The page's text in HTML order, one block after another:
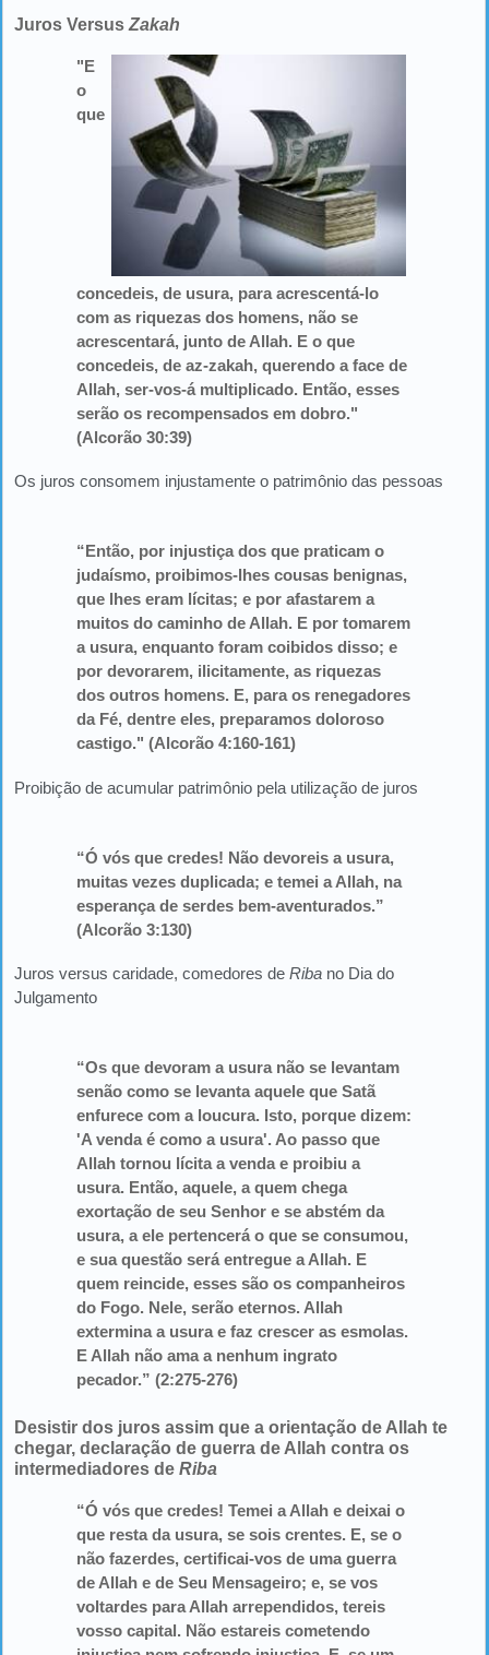
Juros Versus Zakah
"E
o
que
concedeis, de usura, para acrescentá-lo
com as riquezas dos homens, não se
acrescentará, junto de Allah. E o que
concedeis, de az-zakah, querendo a face de
Allah, ser-vos-á multiplicado. Então, esses
serão os recompensados em dobro."
(Alcorão 30:39)
Os juros consomem injustamente o patrimônio das pessoas
“Então, por injustiça dos que praticam o
judaísmo, proibimos-lhes cousas benignas,
que lhes eram lícitas; e por afastarem a
muitos do caminho de Allah. E por tomarem
a usura, enquanto foram coibidos disso; e
por devorarem, ilicitamente, as riquezas
dos outros homens. E, para os renegadores
da Fé, dentre eles, preparamos doloroso
castigo." (Alcorão 4:160-161)
Proibição de acumular patrimônio pela utilização de juros
“Ó vós que credes! Não devoreis a usura,
muitas vezes duplicada; e temei a Allah, na
esperança de serdes bem-aventurados.”
(Alcorão 3:130)
Juros versus caridade, comedores de Riba no Dia do
Julgamento
“Os que devoram a usura não se levantam
senão como se levanta aquele que Satã
enfurece com a loucura. Isto, porque dizem:
'A venda é como a usura'. Ao passo que
Allah tornou lícita a venda e proibiu a
usura. Então, aquele, a quem chega
exortação de seu Senhor e se abstém da
usura, a ele pertencerá o que se consumou,
e sua questão será entregue a Allah. E
quem reincide, esses são os companheiros
do Fogo. Nele, serão eternos. Allah
extermina a usura e faz crescer as esmolas.
E Allah não ama a nenhum ingrato
pecador.” (2:275-276)
Desistir dos juros assim que a orientação de Allah te
chegar, declaração de guerra de Allah contra os
intermediadores de Riba
“Ó vós que credes! Temei a Allah e deixai o
que resta da usura, se sois crentes. E, se o
não fazerdes, certificai-vos de uma guerra
de Allah e de Seu Mensageiro; e, se vos
voltardes para Allah arrependidos, tereis
vosso capital. Não estareis cometendo